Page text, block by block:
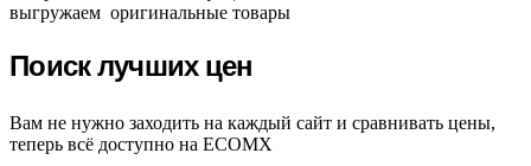
выгружаем оригинальные товары
Поиск лучших цен
Вам не нужно заходить на каждый сайт и сравнивать цены,
теперь всё доступно на ECOMX